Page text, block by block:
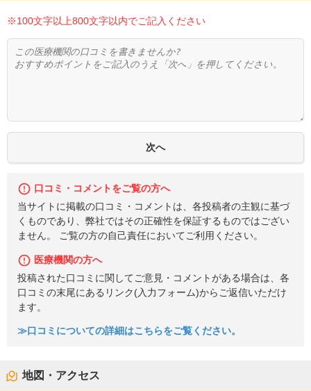
※100文字以上800文字以内でご記入ください
口コミ・コメントをご覧の方へ
当サイトに掲載の口コミ・コメントは、各投稿者の主観に基づ
くものであり、弊社ではその正確性を保証するものではござい
ません。 ご覧の方の自己責任においてご利用ください。
医療機関の方へ
投稿された口コミに関してご意見・コメントがある場合は、各
口コミの末尾にあるリンク(入力フォーム)からご返信いただけ
ます。
≫口コミについての詳細はこちらをご覧ください。
地図・アクセス